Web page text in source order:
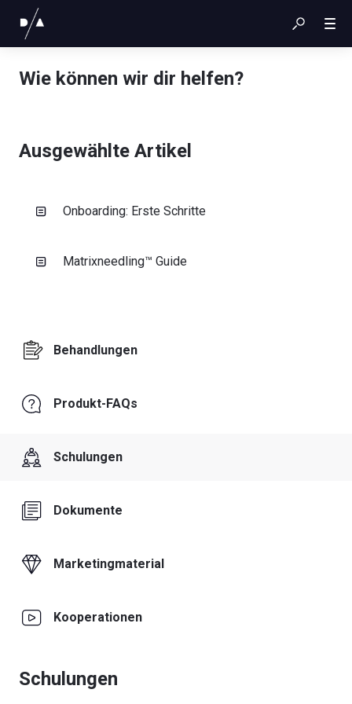
Wie können wir dir helfen?
Ausgewählte Artikel
Onboarding: Erste Schritte
Matrixneedling™ Guide
Behandlungen
Produkt-FAQs
Schulungen
Dokumente
Marketingmaterial
Kooperationen
Schulungen